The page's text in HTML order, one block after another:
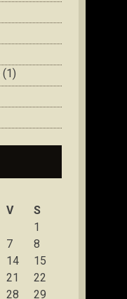
(1)
V
S
1
7
8
14
15
21
22
28
29